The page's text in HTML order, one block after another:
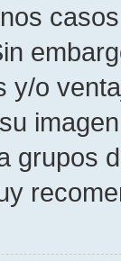
y/o
grupos